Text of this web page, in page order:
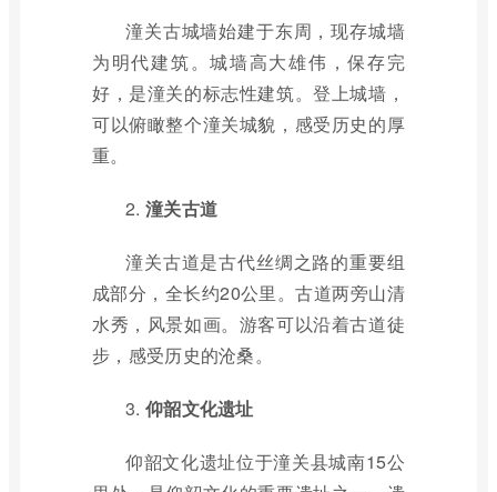
潼关古城墙始建于东周，现存城墙
为明代建筑。城墙高大雄伟，保存完
好，是潼关的标志性建筑。登上城墙，
可以俯瞰整个潼关城貌，感受历史的厚
重。
2. 潼关古道
潼关古道是古代丝绸之路的重要组
成部分，全长约20公里。古道两旁山清
水秀，风景如画。游客可以沿着古道徒
步，感受历史的沧桑。
3. 仰韶文化遗址
仰韶文化遗址位于潼关县城南15公